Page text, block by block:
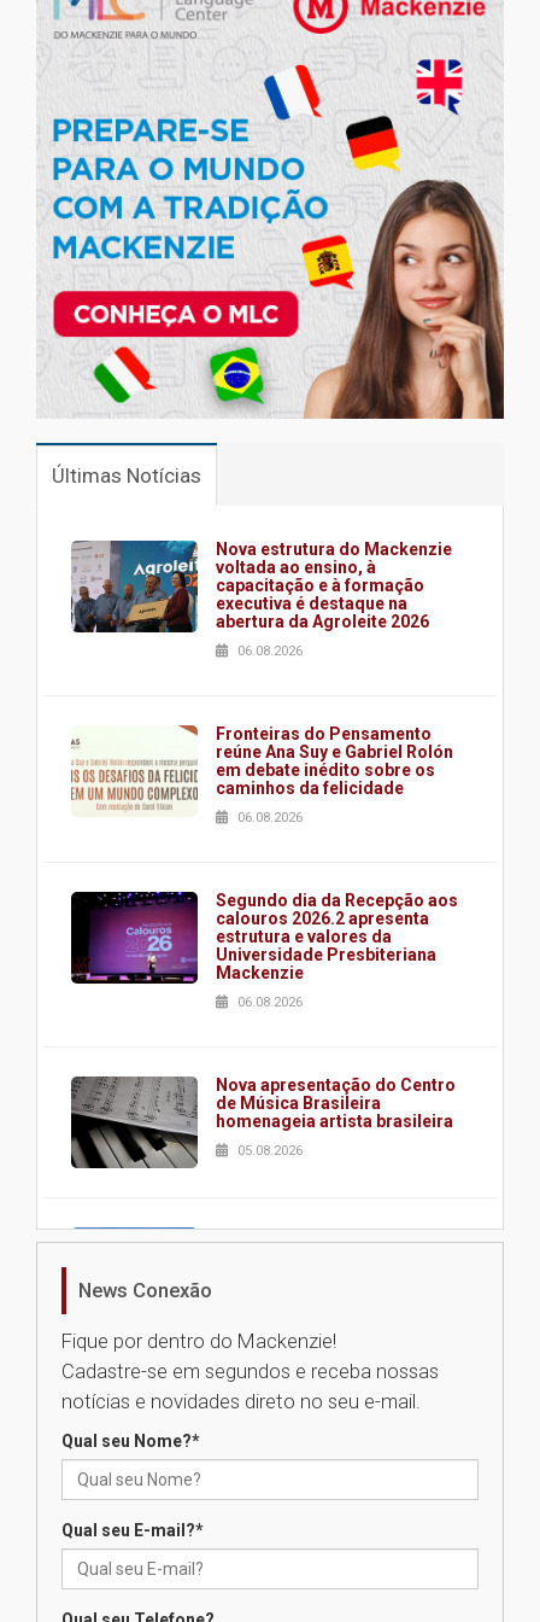
Últimas Notícias
Nova estrutura do Mackenzie
voltada ao ensino, à
capacitação e à formação
executiva é destaque na
abertura da Agroleite 2026
06.08.2026
Fronteiras do Pensamento
reúne Ana Suy e Gabriel Rolón
em debate inédito sobre os
caminhos da felicidade
06.08.2026
Segundo dia da Recepção aos
calouros 2026.2 apresenta
estrutura e valores da
Universidade Presbiteriana
Mackenzie
06.08.2026
Nova apresentação do Centro
de Música Brasileira
homenageia artista brasileira
05.08.2026
Universidade Mackenzie
Seminário discute desafios
das novas tecnologias em
calouros do segundo semestre
News Conexão
Fique por dentro do Mackenzie!
Cadastre-se em segundos e receba nossas
notícias e novidades direto no seu e-mail.
Qual seu Nome?*
Qual seu E-mail?*